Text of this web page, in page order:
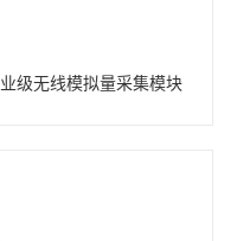
级无线模拟量采集模块